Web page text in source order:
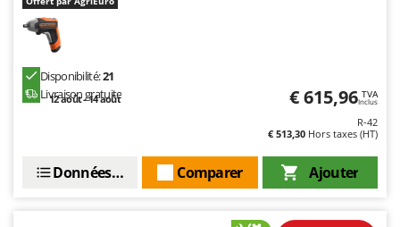
Wortex
Worx
Y Yard Force
Zephir
Disponibilité:21
Livraison gratuite
12 août - 14 août € 615,96 TVA
Inclus
R-42
€ 513,30 Hors taxes (HT)
Ajouter
Comparer
Données techniques